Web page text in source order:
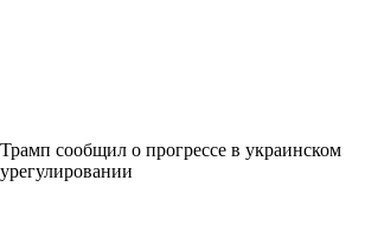
Трамп сообщил о прогрессе в украинском
урегулировании